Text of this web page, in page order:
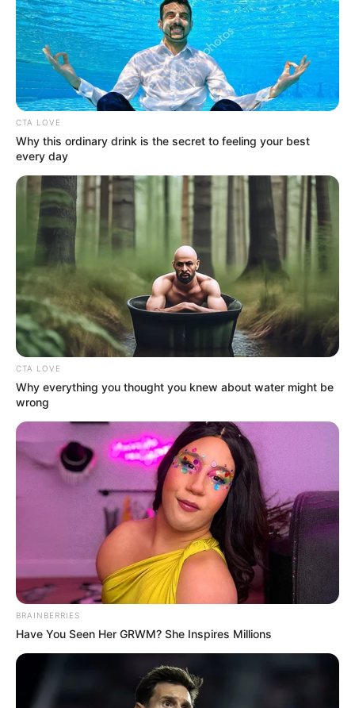
CTA LOVE
Why this ordinary drink is the secret to feeling your best
every day
CTA LOVE
Why everything you thought you knew about water might be
wrong
BRAINBERRIES
Have You Seen Her GRWM? She Inspires Millions